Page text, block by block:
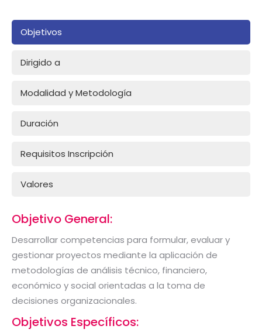
Objetivos
Dirigido a
Modalidad y Metodología
Duración
Requisitos Inscripción
Valores
Objetivo General:
Desarrollar competencias para formular, evaluar y
gestionar proyectos mediante la aplicación de
metodologías de análisis técnico, financiero,
económico y social orientadas a la toma de
decisiones organizacionales.
Objetivos Específicos: